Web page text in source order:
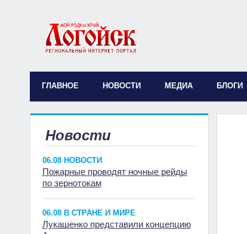
ГЛАВНОЕ НОВОСТИ МЕДИА БЛОГИ
Новости
06.08 НОВОСТИ
Пожарные проводят ночные рейды
по зернотокам
06.08 В СТРАНЕ И МИРЕ
Лукашенко представили концепцию